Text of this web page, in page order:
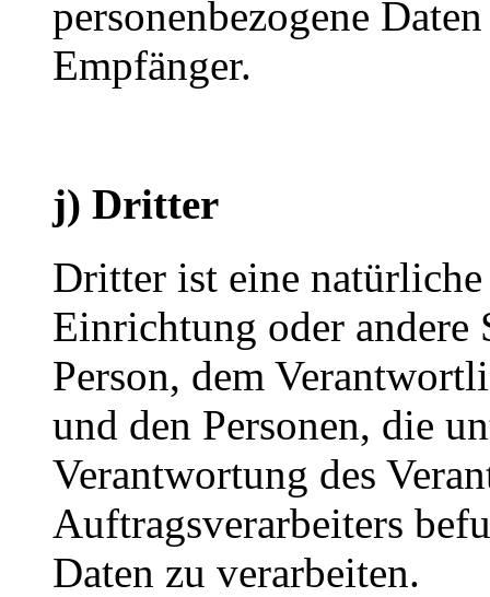
personenbezogene
Empfänger.
j) Dritter
Dritter ist eine
Einrichtung oder andere
Person, dem
und den Personen, die
Verantwortung des
Auftragsverarbeiters
Daten zu verarbeiten.